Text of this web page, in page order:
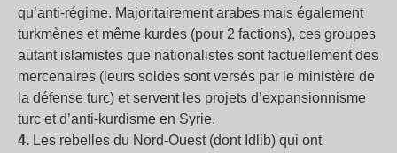
qu’anti-régime. Majoritairement arabes mais également
turkmènes et même kurdes (pour 2 factions), ces groupes
autant islamistes que nationalistes sont factuellement des
mercenaires (leurs soldes sont versés par le ministère de
la défense turc) et servent les projets d’expansionnisme
turc et d’anti-kurdisme en Syrie.
4. Les rebelles du Nord-Ouest (dont Idlib) qui ont